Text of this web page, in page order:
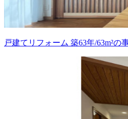
戸建てリフォーム 築63年/63m²の